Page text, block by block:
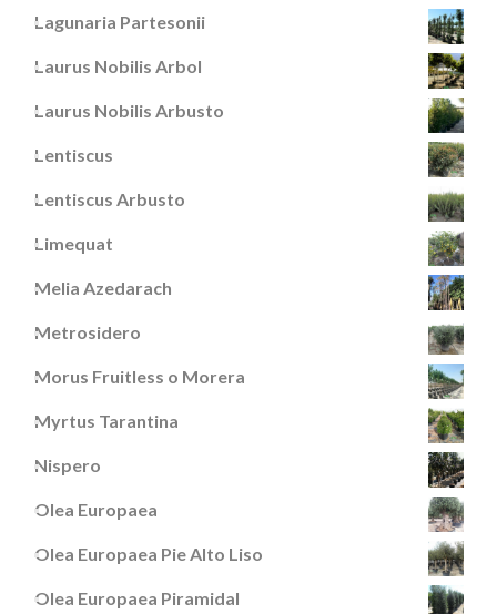
Lagunaria Partesonii
Laurus Nobilis Arbol
Laurus Nobilis Arbusto
Lentiscus
Lentiscus Arbusto
Limequat
Melia Azedarach
Metrosidero
Morus Fruitless o Morera
Myrtus Tarantina
Nispero
Olea Europaea
Olea Europaea Pie Alto Liso
Olea Europaea Piramidal